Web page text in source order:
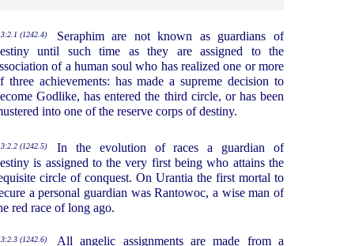
(1242.4)
Seraphim are not known as guardians of
until such time as they are assigned to the
of a human soul who has realized one or more
three achievements: has made a supreme decision to
Godlike, has entered the third circle, or has been
into one of the reserve corps of destiny.
(1242.5)
In the evolution of races a guardian of
is assigned to the very first being who attains the
circle of conquest. On Urantia the first mortal to
a personal guardian was Rantowoc, a wise man of
red race of long ago.
(1242.6) All angelic assignments are made from a